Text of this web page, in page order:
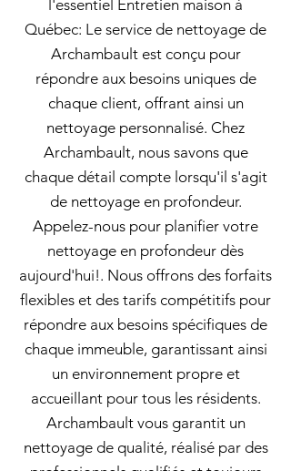
l'essentiel Entretien maison à
Québec: Le service de nettoyage de
Archambault est conçu pour
répondre aux besoins uniques de
chaque client, offrant ainsi un
nettoyage personnalisé. Chez
Archambault, nous savons que
chaque détail compte lorsqu'il s'agit
de nettoyage en profondeur.
Appelez-nous pour planifier votre
nettoyage en profondeur dès
aujourd'hui!. Nous offrons des forfaits
flexibles et des tarifs compétitifs pour
répondre aux besoins spécifiques de
chaque immeuble, garantissant ainsi
un environnement propre et
accueillant pour tous les résidents.
Archambault vous garantit un
nettoyage de qualité, réalisé par des